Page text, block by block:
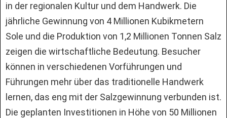
in der regionalen Kultur und dem Handwerk. Die
jährliche Gewinnung von 4 Millionen Kubikmetern
Sole und die Produktion von 1,2 Millionen Tonnen Salz
zeigen die wirtschaftliche Bedeutung. Besucher
können in verschiedenen Vorführungen und
Führungen mehr über das traditionelle Handwerk
lernen, das eng mit der Salzgewinnung verbunden ist.
Die geplanten Investitionen in Höhe von 50 Millionen